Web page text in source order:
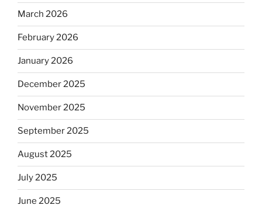
March 2026
February 2026
January 2026
December 2025
November 2025
September 2025
August 2025
July 2025
June 2025